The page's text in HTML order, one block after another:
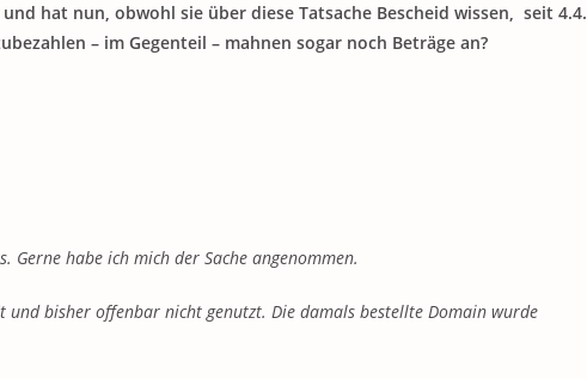
hat nun, obwohl sie über diese Tatsache Bescheid wissen, seit 4.4.
– im Gegenteil – mahnen sogar noch Beträge an?
Gerne habe ich mich der Sache angenommen.
bisher offenbar nicht genutzt. Die damals bestellte Domain wurde